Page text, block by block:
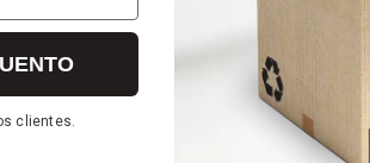
y respuestas Valoraciones
clientes.